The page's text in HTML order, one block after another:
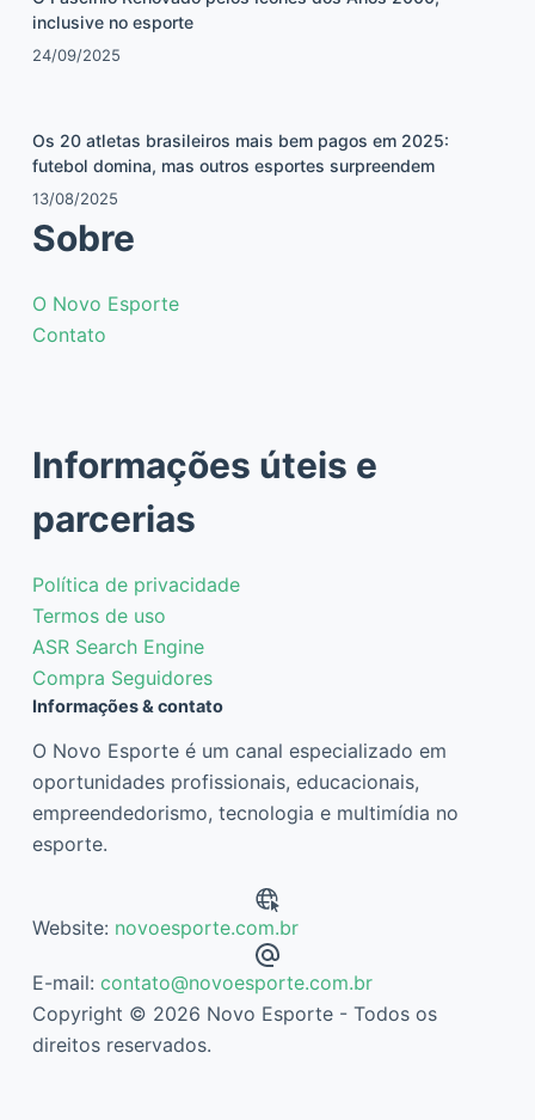
inclusive no esporte
24/09/2025
Os 20 atletas brasileiros mais bem pagos em 2025:
futebol domina, mas outros esportes surpreendem
13/08/2025
Sobre
O Novo Esporte
Contato
Informações úteis e
parcerias
Política de privacidade
Termos de uso
ASR Search Engine
Compra Seguidores
Informações & contato
O Novo Esporte é um canal especializado em
oportunidades profissionais, educacionais,
empreendedorismo, tecnologia e multimídia no
esporte.
Website: novoesporte.com.br
E-mail: contato@novoesporte.com.br
Copyright © 2026 Novo Esporte - Todos os
direitos reservados.